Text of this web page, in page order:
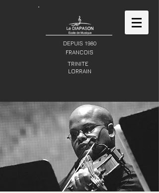
DEPUIS 1980
FRANCOIS
TRINITE
LORRAIN